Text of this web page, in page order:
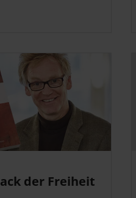
der Freiheit